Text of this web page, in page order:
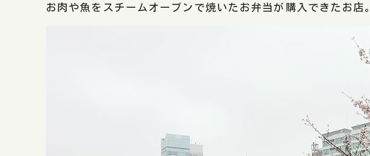
お肉や魚をスチームオーブンで焼いたお弁当が購入できたお店。